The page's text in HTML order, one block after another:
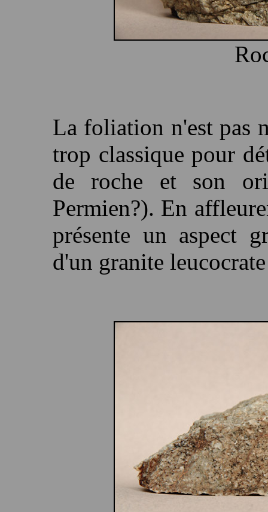
La foliation n'est pas
trop classique pour
de roche et son
Permien?). En
présente un aspect
d'un granite